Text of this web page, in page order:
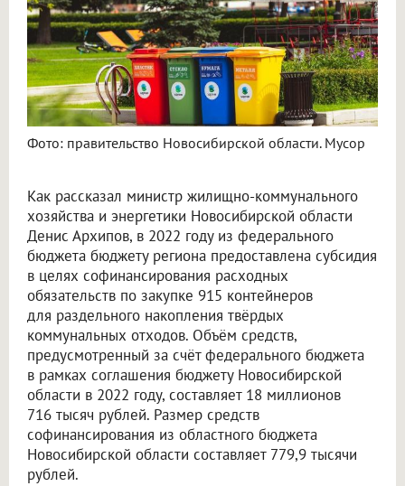
Фото: правительство Новосибирской области. Мусор
Как рассказал министр жилищно-коммунального
хозяйства и энергетики Новосибирской области
Денис Архипов, в 2022 году из федерального
бюджета бюджету региона предоставлена субсидия
в целях софинансирования расходных
обязательств по закупке 915 контейнеров
для раздельного накопления твёрдых
коммунальных отходов. Объём средств,
предусмотренный за счёт федерального бюджета
в рамках соглашения бюджету Новосибирской
области в 2022 году, составляет 18 миллионов
716 тысяч рублей. Размер средств
софинансирования из областного бюджета
Новосибирской области составляет 779,9 тысячи
рублей.